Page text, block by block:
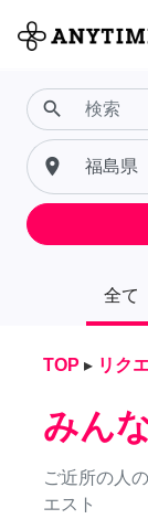
全て
search
place
TOP ▸ リク
みん
ご近所の人
エスト